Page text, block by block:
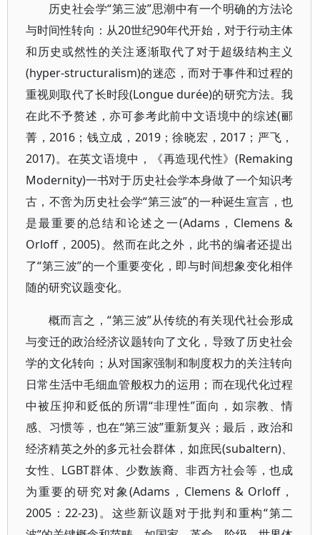
历史社会学“第三波”思潮中有一个明确的方法论
与时间性转向：从20世纪90年代开始，对于行动主体
和历史或然性的关注逐渐取代了对于超级结构主义
(hyper-structuralism)的迷恋，而对于事件和过程的
重视则取代了长时段(Longue durée)的研究方法。我
在此不予赘述，亦可参考此前中文语境中的综述(郦
菁，2016；钱立成，2019；徐晓宏，2017；严飞，
2017)。在英文语境中，《再造现代性》(Remaking
Modernity)一书对于历史社会学本身做了一个知识考
古，不啻为历史社会学“第三波”的一种诞生宣言，也
是最重要的总结和论述之一(Adams，Clemens &
Orloff，2005)。然而在此之外，此书的编者还提出
了“第三波”的一个重要变化，即与时间想象变化相伴
随的研究议题变化。
概而言之，“第三波”从传统的有关现代社会形成
与变迁的政治经济议题转向了文化，导致了历史社会
学的文化转向；从对国家强制和制度权力的关注转向
日常生活中毛细血管般权力的运用；而在现代化过程
中被压抑和贬低的所谓“非理性”面向，如宗教、情
感、习惯等，也在“第三波”重新复兴；最后，政治和
经济精英之外的多元社会群体，如庶民(subaltern)、
女性、LGBT群体、少数族裔、非西方社会等，也成
为重要的研究对象(Adams，Clemens & Orloff，
2005：22-23)。这些新议题对于批判和重构“第二